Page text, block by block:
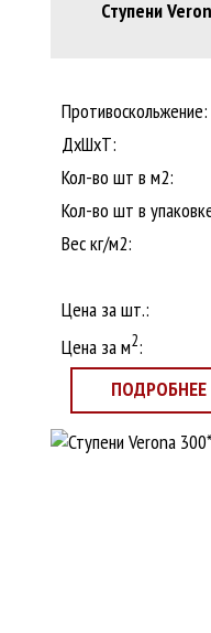
Ступени
Противоскольжение:
ДxШхТ:
Кол-во шт в м2:
Кол-во шт в
Вес кг/м2:
Цена за шт.:
Цена за м2:
ПОДРОБНЕЕ